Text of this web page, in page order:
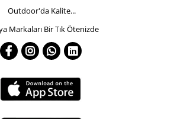
Outdoor'da Kalite...
Markaları Bir Tık Ötenizde